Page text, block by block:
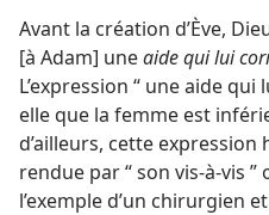
Avant la création d’Ève,
[à Adam] uneaide qui lui
L’expression “ une aide
elle que la femme est
d’ailleurs, cette
rendue par “ son vis-à-vis ”
l’exemple d’un chirurgien et